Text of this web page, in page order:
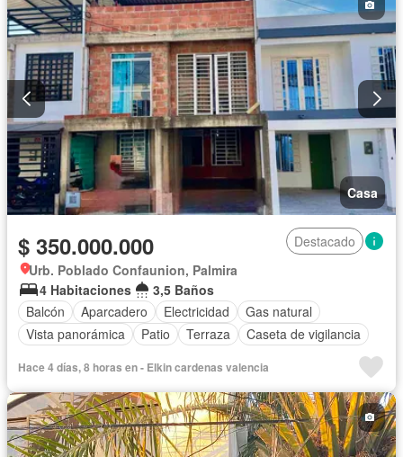
Casa
$ 350.000.000
Destacado
Urb. Poblado Confaunion, Palmira
4 Habitaciones
3,5 Baños
Balcón
Aparcadero Electricidad
Gas natural
Vista panorámica
Patio Terraza Caseta de vigilancia
Hace 4 días, 8 horas en - Elkin cardenas valencia